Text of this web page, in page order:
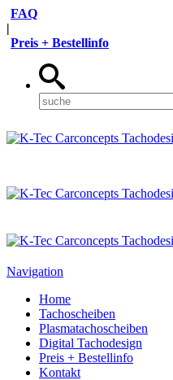
FAQ
|
Preis + Bestellinfo
Navigation
Home
Tachoscheiben
Plasmatachoscheiben
Digital Tachodesign
Preis + Bestellinfo
Kontakt